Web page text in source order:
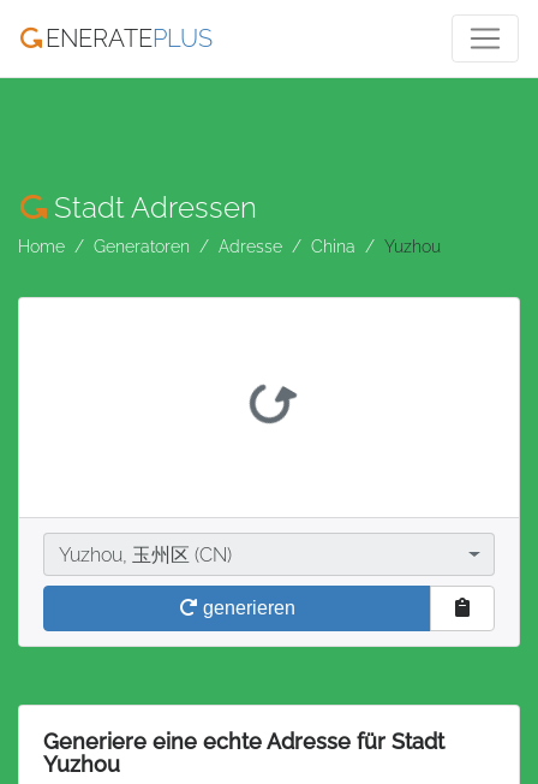
ENERATEPLUS
Stadt Adressen
Home Generatoren Adresse China Yuzhou
Stadt
Yuzhou, 玉州区 (CN)
generieren
Generiere eine echte Adresse für Stadt
Yuzhou